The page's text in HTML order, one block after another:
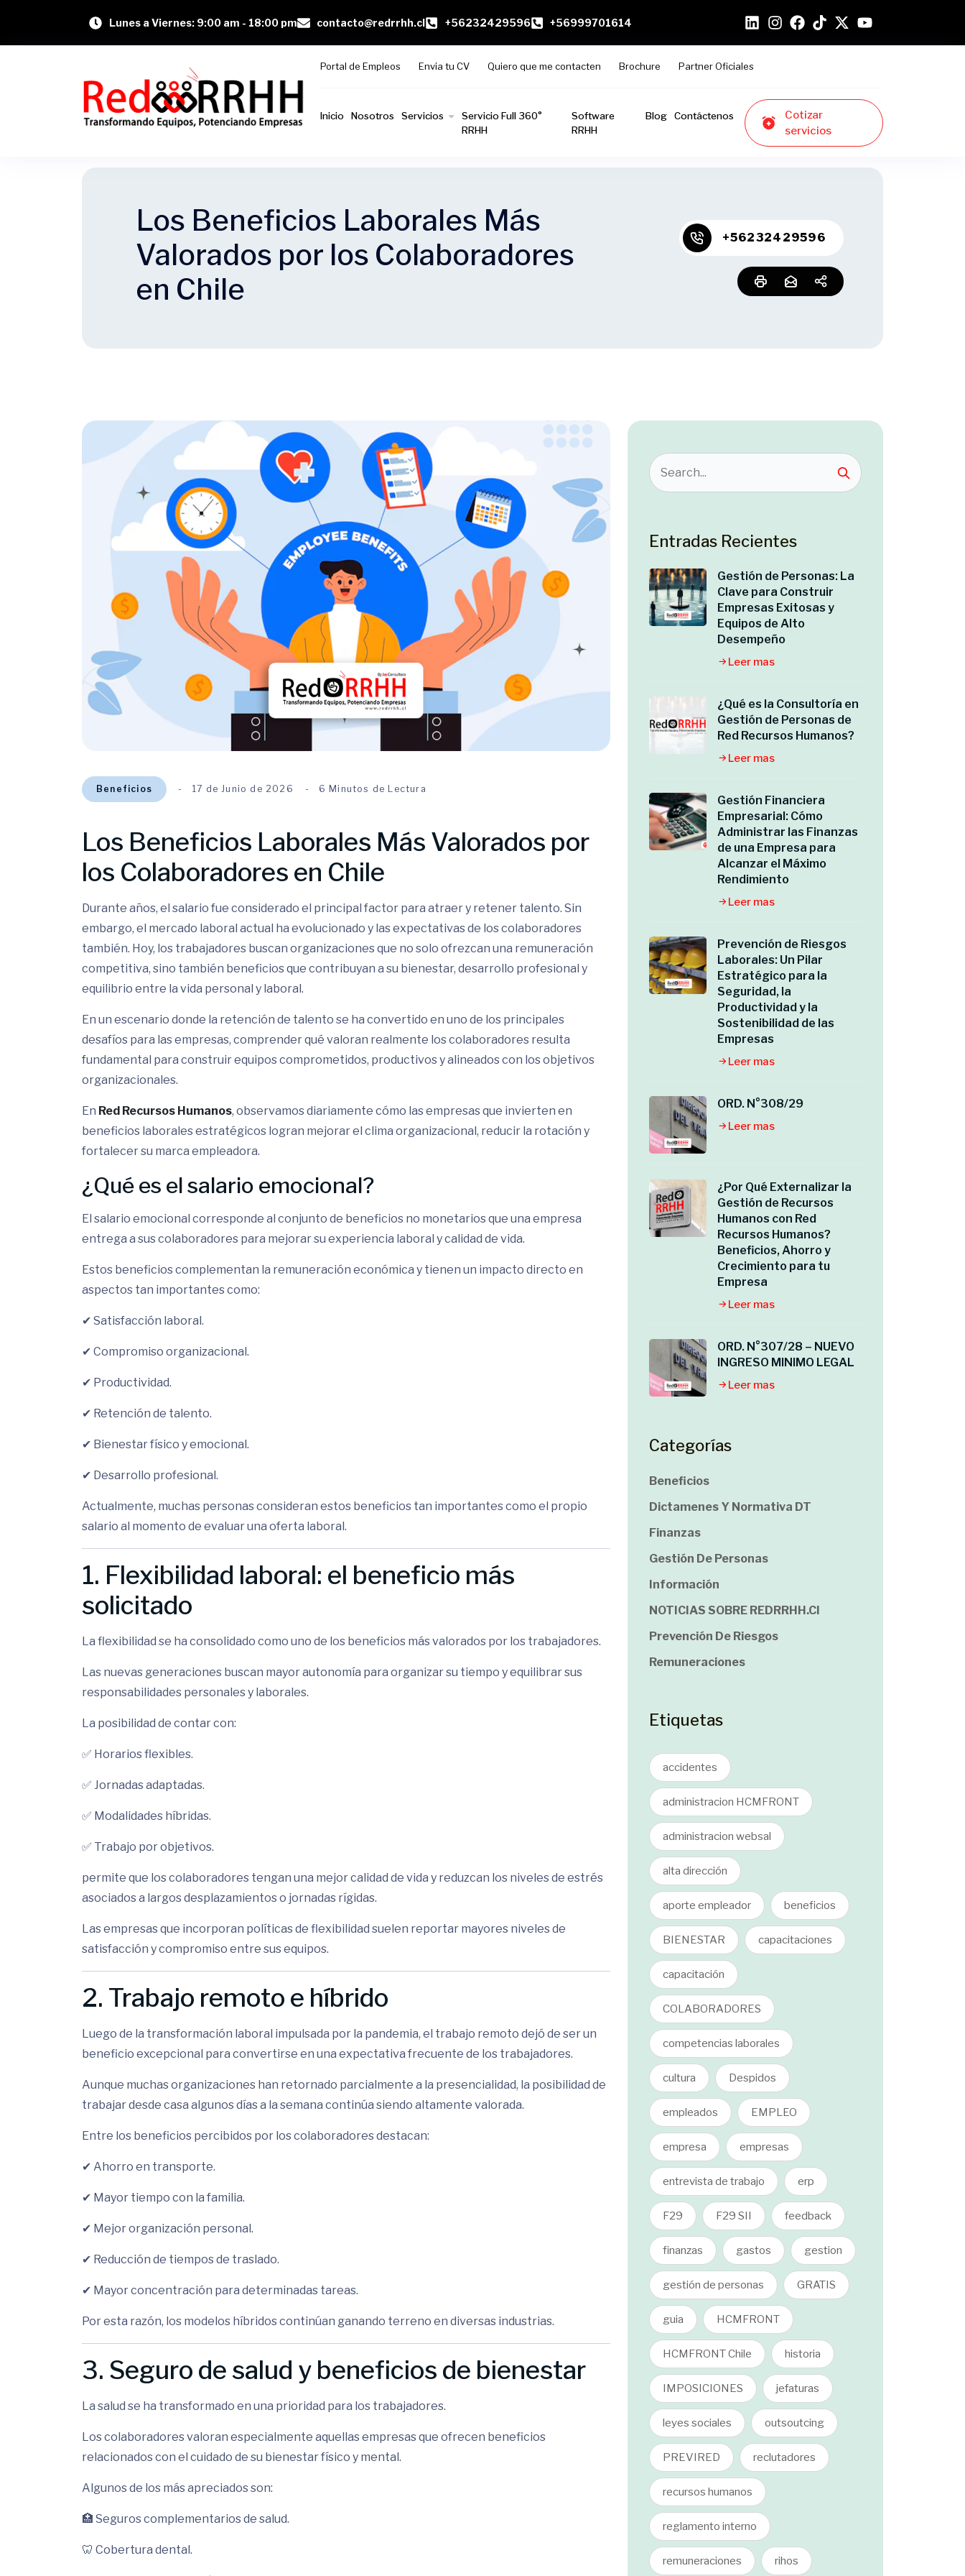
Lunes a Viernes: 9:00 am - 18:00 pm contacto@redrrhh.cl +56232429596 +56999701614
Portal de Empleos Envia tu CV Quiero que me contacten Brochure Partner Oficiales
Inicio Nosotros Servicios
Servicio Full 360°
RRHH
Software
RRHH
Blog Contáctenos
Cotizar
servicios
Los Beneficios Laborales Más
Valorados por los Colaboradores
en Chile
+56232429596
Beneficios 17 de Junio de 2026 6 Minutos de Lectura
Los Beneficios Laborales Más Valorados por
los Colaboradores en Chile
Durante años, el salario fue considerado el principal factor para atraer y retener talento. Sin
embargo, el mercado laboral actual ha evolucionado y las expectativas de los colaboradores
también. Hoy, los trabajadores buscan organizaciones que no solo ofrezcan una remuneración
competitiva, sino también beneficios que contribuyan a su bienestar, desarrollo profesional y
equilibrio entre la vida personal y laboral.
En un escenario donde la retención de talento se ha convertido en uno de los principales
desafíos para las empresas, comprender qué valoran realmente los colaboradores resulta
fundamental para construir equipos comprometidos, productivos y alineados con los objetivos
organizacionales.
En Red Recursos Humanos, observamos diariamente cómo las empresas que invierten en
beneficios laborales estratégicos logran mejorar el clima organizacional, reducir la rotación y
fortalecer su marca empleadora.
¿Qué es el salario emocional?
El salario emocional corresponde al conjunto de beneficios no monetarios que una empresa
entrega a sus colaboradores para mejorar su experiencia laboral y calidad de vida.
Estos beneficios complementan la remuneración económica y tienen un impacto directo en
aspectos tan importantes como:
✔ Satisfacción laboral.
✔ Compromiso organizacional.
✔ Productividad.
✔ Retención de talento.
✔ Bienestar físico y emocional.
✔ Desarrollo profesional.
Actualmente, muchas personas consideran estos beneficios tan importantes como el propio
salario al momento de evaluar una oferta laboral.
1. Flexibilidad laboral: el beneficio más
solicitado
La flexibilidad se ha consolidado como uno de los beneficios más valorados por los trabajadores.
Las nuevas generaciones buscan mayor autonomía para organizar su tiempo y equilibrar sus
responsabilidades personales y laborales.
La posibilidad de contar con:
✅ Horarios flexibles.
✅ Jornadas adaptadas.
✅ Modalidades híbridas.
✅ Trabajo por objetivos.
permite que los colaboradores tengan una mejor calidad de vida y reduzcan los niveles de estrés
asociados a largos desplazamientos o jornadas rígidas.
Las empresas que incorporan políticas de flexibilidad suelen reportar mayores niveles de
satisfacción y compromiso entre sus equipos.
2. Trabajo remoto e híbrido
Luego de la transformación laboral impulsada por la pandemia, el trabajo remoto dejó de ser un
beneficio excepcional para convertirse en una expectativa frecuente de los trabajadores.
Aunque muchas organizaciones han retornado parcialmente a la presencialidad, la posibilidad de
trabajar desde casa algunos días a la semana continúa siendo altamente valorada.
Entre los beneficios percibidos por los colaboradores destacan:
✔ Ahorro en transporte.
✔ Mayor tiempo con la familia.
✔ Mejor organización personal.
✔ Reducción de tiempos de traslado.
✔ Mayor concentración para determinadas tareas.
Por esta razón, los modelos híbridos continúan ganando terreno en diversas industrias.
3. Seguro de salud y beneficios de bienestar
La salud se ha transformado en una prioridad para los trabajadores.
Los colaboradores valoran especialmente aquellas empresas que ofrecen beneficios
relacionados con el cuidado de su bienestar físico y mental.
Algunos de los más apreciados son:
🏥 Seguros complementarios de salud.
🦷 Cobertura dental.
Entradas Recientes
Gestión de Personas: La
Clave para Construir
Empresas Exitosas y
Equipos de Alto
Desempeño
Leer mas
¿Qué es la Consultoría en
Gestión de Personas de
Red Recursos Humanos?
Leer mas
Gestión Financiera
Empresarial: Cómo
Administrar las Finanzas
de una Empresa para
Alcanzar el Máximo
Rendimiento
Leer mas
Prevención de Riesgos
Laborales: Un Pilar
Estratégico para la
Seguridad, la
Productividad y la
Sostenibilidad de las
Empresas
Leer mas
ORD. N°308/29
Leer mas
¿Por Qué Externalizar la
Gestión de Recursos
Humanos con Red
Recursos Humanos?
Beneficios, Ahorro y
Crecimiento para tu
Empresa
Leer mas
ORD. N°307/28 – NUEVO
INGRESO MINIMO LEGAL
Leer mas
Categorías
Beneficios
Dictamenes Y Normativa DT
Finanzas
Gestión De Personas
Información
NOTICIAS SOBRE REDRRHH.cl
Prevención De Riesgos
Remuneraciones
Etiquetas
accidentes
administracion HCMFRONT
administracion websal
alta dirección
aporte empleador beneficios
BIENESTAR capacitaciones
capacitación
COLABORADORES
competencias laborales
cultura Despidos
empleados EMPLEO
empresa empresas
entrevista de trabajo erp
F29 F29 SII feedback
finanzas gastos gestion
gestión de personas GRATIS
guia HCMFRONT
HCMFRONT Chile historia
IMPOSICIONES jefaturas
leyes sociales outsoutcing
PREVIRED reclutadores
recursos humanos
reglamento interno
remuneraciones rihos